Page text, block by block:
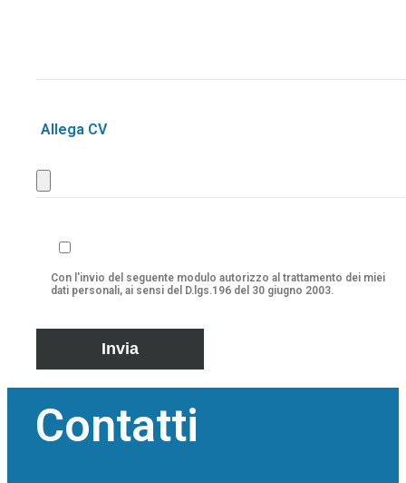
Allega CV
Con l'invio del seguente modulo autorizzo al trattamento dei miei
dati personali, ai sensi del D.lgs.196 del 30 giugno 2003.
Contatti